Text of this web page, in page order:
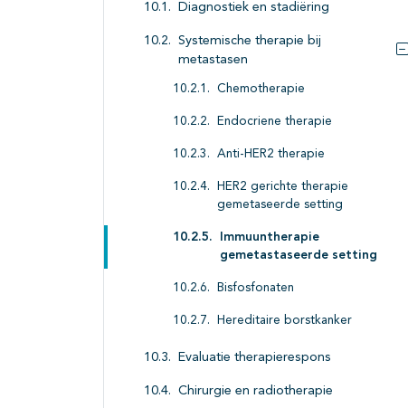
Diagnostiek en stadiëring
Systemische therapie bij
metastasen
Chemotherapie
Endocriene therapie
Anti-HER2 therapie
HER2 gerichte therapie
gemetaseerde setting
Immuuntherapie
gemetastaseerde setting
Bisfosfonaten
Hereditaire borstkanker
Evaluatie therapierespons
Chirurgie en radiotherapie